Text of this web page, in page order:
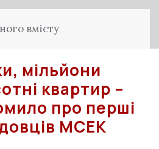
вмісту
мільйони
квартир –
про перші
МСЕК